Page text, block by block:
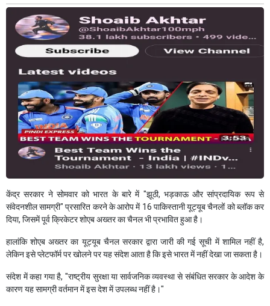
केंद्र सरकार ने सोमवार को भारत के बारे में "झूठी, भड़काऊ और सांप्रदायिक रूप से
संवेदनशील सामग्री" प्रसारित करने के आरोप में 16 पाकिस्तानी यूट्यूब चैनलों को ब्लॉक कर
दिया, जिसमें पूर्व क्रिकेटर शोएब अख्तर का चैनल भी प्रभावित हुआ है।
हालांकि शोएब अख्तर का यूट्यूब चैनल सरकार द्वारा जारी की गई सूची में शामिल नहीं है,
लेकिन इसे प्लेटफॉर्म पर खोलने पर यह संदेश आता है कि इसे भारत में नहीं देखा जा सकता है।
संदेश में कहा गया है, "राष्ट्रीय सुरक्षा या सार्वजनिक व्यवस्था से संबंधित सरकार के आदेश के
कारण यह सामग्री वर्तमान में इस देश में उपलब्ध नहीं है।"